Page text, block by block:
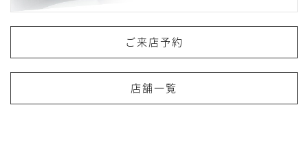
ご来店予約
店舗一覧